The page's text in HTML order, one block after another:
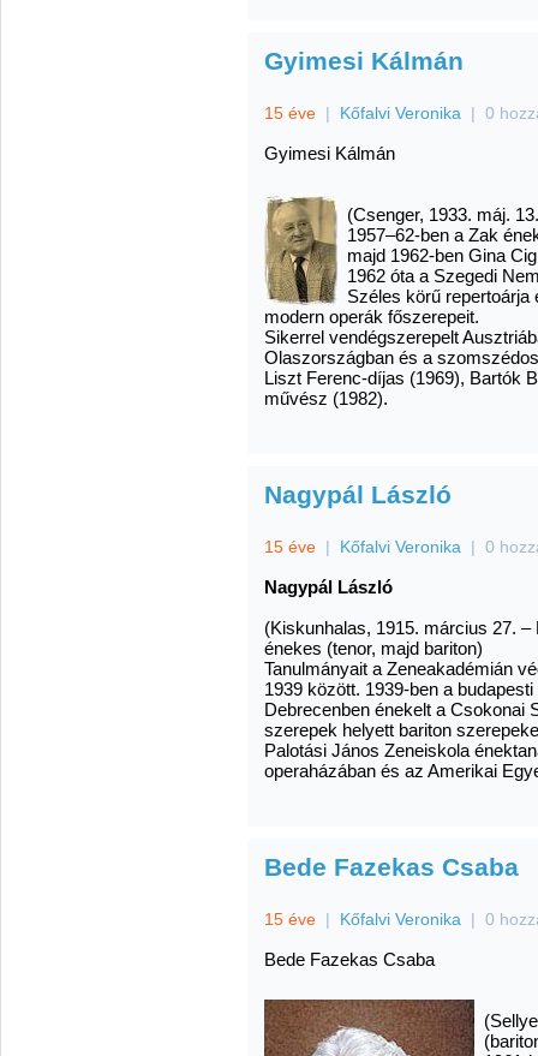
Gyimesi Kálmán
15 éve | Kőfalvi Veronika | 0
Gyimesi Kálmán
(Csenger, 1933. máj.
1957–62-ben a Zak
majd 1962-ben Gina
1962 óta a Szegedi
Széles körű
modern operák főszerepeit.
Sikerrel vendégszerepelt
Olaszországban és a
Liszt Ferenc-díjas (1969), Bartók
művész (1982).
Nagypál László
15 éve | Kőfalvi Veronika | 0
Nagypál László
(Kiskunhalas, 1915. március 27.
énekes (tenor, majd bariton)
Tanulmányait a Zeneakadémián
1939 között. 1939-ben a
Debrecenben énekelt a Csokonai
szerepek helyett bariton
Palotási János Zeneiskola
operaházában és az Amerikai
Bede Fazekas Csaba
15 éve | Kőfalvi Veronika | 0
Bede Fazekas Csaba